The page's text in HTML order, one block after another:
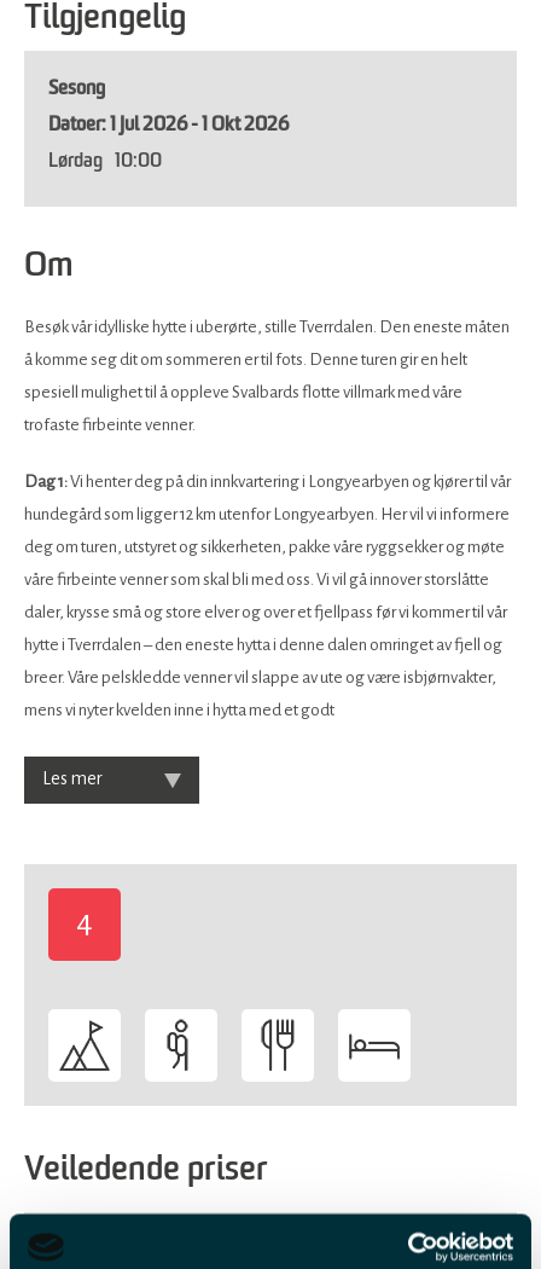
Tilgjengelig
Sesong
1 Jul 2026 - 1 Okt 2026
Lørdag
10:00
Om
Besøk vår idylliske hytte i uberørte, stille Tverrdalen. Den eneste måten
å komme seg dit om sommeren er til fots. Denne turen gir en helt
spesiell mulighet til å oppleve Svalbards flotte villmark med våre
trofaste firbeinte venner.
Dag 1:Vi henter deg på din innkvartering i Longyearbyen og kjører til vår
hundegård som ligger 12 km utenfor Longyearbyen. Her vil vi informere
deg om turen, utstyret og sikkerheten, pakke våre ryggsekker og møte
våre firbeinte venner som skal bli med oss. Vi vil gå innover storslåtte
daler, krysse små og store elver og over et fjellpass før vi kommer til vår
hytte i Tverrdalen – den eneste hytta i denne dalen omringet av fjell og
breer. Våre pelskledde venner vil slappe av ute og være isbjørnvakter,
mens vi nyter kvelden inne i hytta med et godt
Les mer
4
Veiledende priser
Billettype